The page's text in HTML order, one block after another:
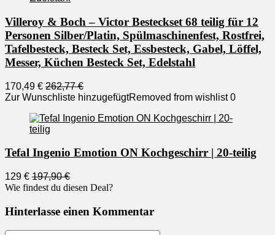
Villeroy & Boch – Victor Besteckset 68 teilig für 12
Personen Silber/Platin, Spülmaschinenfest, Rostfrei,
Tafelbesteck, Besteck Set, Essbesteck, Gabel, Löffel,
Messer, Küchen Besteck Set, Edelstahl
170,49 € 262,77 €
Zur Wunschliste hinzugefügtRemoved from wishlist 0
Tefal Ingenio Emotion ON Kochgeschirr | 20-teilig
129 € 197,90 €
Wie findest du diesen Deal?
Hinterlasse einen Kommentar